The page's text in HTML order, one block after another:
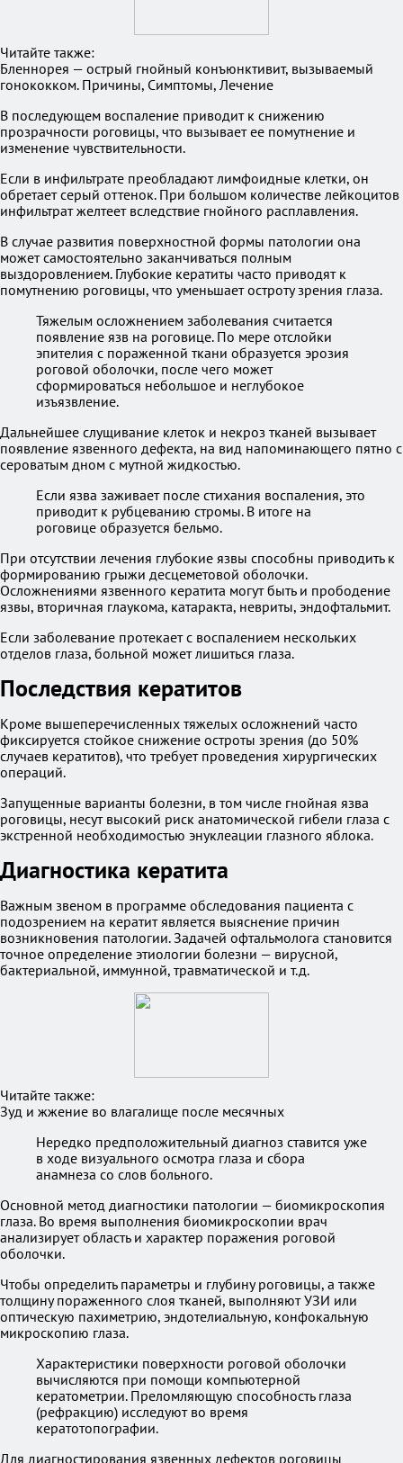
Читайте также:
Бленнорея — острый гнойный конъюнктивит, вызываемый
гонококком. Причины, Симптомы, Лечение
В последующем воспаление приводит к снижению
прозрачности роговицы, что вызывает ее помутнение и
изменение чувствительности.
Если в инфильтрате преобладают лимфоидные клетки, он
обретает серый оттенок. При большом количестве лейкоцитов
инфильтрат желтеет вследствие гнойного расплавления.
В случае развития поверхностной формы патологии она
может самостоятельно заканчиваться полным
выздоровлением. Глубокие кератиты часто приводят к
помутнению роговицы, что уменьшает остроту зрения глаза.
Тяжелым осложнением заболевания считается
появление язв на роговице. По мере отслойки
эпителия с пораженной ткани образуется эрозия
роговой оболочки, после чего может
сформироваться небольшое и неглубокое
изъязвление.
Дальнейшее слущивание клеток и некроз тканей вызывает
появление язвенного дефекта, на вид напоминающего пятно с
сероватым дном с мутной жидкостью.
Если язва заживает после стихания воспаления, это
приводит к рубцеванию стромы. В итоге на
роговице образуется бельмо.
При отсутствии лечения глубокие язвы способны приводить к
формированию грыжи десцеметовой оболочки.
Осложнениями язвенного кератита могут быть и прободение
язвы, вторичная глаукома, катаракта, невриты, эндофтальмит.
Если заболевание протекает с воспалением нескольких
отделов глаза, больной может лишиться глаза.
Последствия кератитов
Кроме вышеперечисленных тяжелых осложнений часто
фиксируется стойкое снижение остроты зрения (до 50%
случаев кератитов), что требует проведения хирургических
операций.
Запущенные варианты болезни, в том числе гнойная язва
роговицы, несут высокий риск анатомической гибели глаза с
экстренной необходимостью энуклеации глазного яблока.
Диагностика кератита
Важным звеном в программе обследования пациента с
подозрением на кератит является выяснение причин
возникновения патологии. Задачей офтальмолога становится
точное определение этиологии болезни — вирусной,
бактериальной, иммунной, травматической и т.д.
Читайте также:
Зуд и жжение во влагалище после месячных
Нередко предположительный диагноз ставится уже
в ходе визуального осмотра глаза и сбора
анамнеза со слов больного.
Основной метод диагностики патологии — биомикроскопия
глаза. Во время выполнения биомикроскопии врач
анализирует область и характер поражения роговой
оболочки.
Чтобы определить параметры и глубину роговицы, а также
толщину пораженного слоя тканей, выполняют УЗИ или
оптическую пахиметрию, эндотелиальную, конфокальную
микроскопию глаза.
Характеристики поверхности роговой оболочки
вычисляются при помощи компьютерной
кератометрии. Преломляющую способность глаза
(рефракцию) исследуют во время
кератотопографии.
Для диагностирования язвенных дефектов роговицы